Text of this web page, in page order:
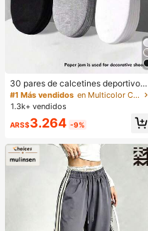
30 pares de calcetines deportivos,
calcetines de unicolor minimalista d
e moda en negro/blanco/gris, adec
nibles en 2 piezas/10 piezas/18 pie
s/60 piezas (Nota: 2 piezas = 1 pa
r), regreso a la escuela
#1 Más vendidos
en Multicolor Calcetines tobilleros para mujer
1.3k+ vendidos
ARS$3.264 -9%